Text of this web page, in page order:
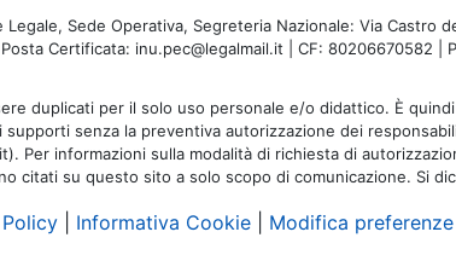
Legale, Sede Operativa, Segreteria Nazionale: Via Castro
Certificata: inu.pec@legalmail.it | CF: 80206670582 |
duplicati per il solo uso personale e/o didattico. È
senza la preventiva autorizzazione dei
Per informazioni sulla modalità di richiesta di
citati su questo sito a solo scopo di comunicazione. Si
Informativa Cookie Modifica